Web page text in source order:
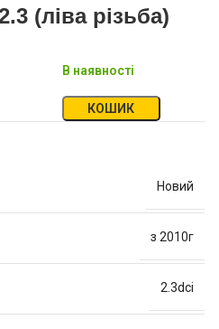
(ліва різьба)
В наявності
КОШИК
Новий
з 2010г
2.3dci